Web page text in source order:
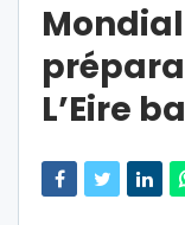
Mondial
L’Eire